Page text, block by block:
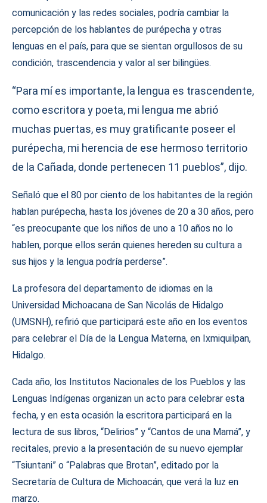
comunicación y las redes sociales, podría cambiar la
percepción de los hablantes de purépecha y otras
lenguas en el país, para que se sientan orgullosos de su
condición, trascendencia y valor al ser bilingües.
“Para mí es importante, la lengua es trascendente,
como escritora y poeta, mi lengua me abrió
muchas puertas, es muy gratificante poseer el
purépecha, mi herencia de ese hermoso territorio
de la Cañada, donde pertenecen 11 pueblos”, dijo.
Señaló que el 80 por ciento de los habitantes de la región
hablan purépecha, hasta los jóvenes de 20 a 30 años, pero
“es preocupante que los niños de uno a 10 años no lo
hablen, porque ellos serán quienes hereden su cultura a
sus hijos y la lengua podría perderse”.
La profesora del departamento de idiomas en la
Universidad Michoacana de San Nicolás de Hidalgo
(UMSNH), refirió que participará este año en los eventos
para celebrar el Día de la Lengua Materna, en Ixmiquilpan,
Hidalgo.
Cada año, los Institutos Nacionales de los Pueblos y las
Lenguas Indígenas organizan un acto para celebrar esta
fecha, y en esta ocasión la escritora participará en la
lectura de sus libros, “Delirios” y “Cantos de una Mamá”, y
recitales, previo a la presentación de su nuevo ejemplar
“Tsiuntani” o “Palabras que Brotan”, editado por la
Secretaría de Cultura de Michoacán, que verá la luz en
marzo.